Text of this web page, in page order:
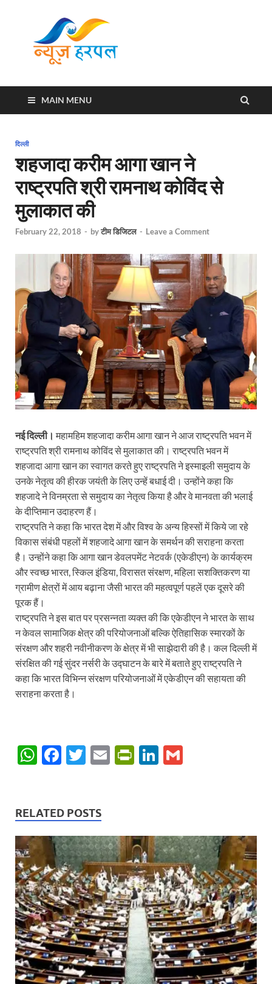
MAIN MENU
दिल्ली
शहजादा करीम आगा खान ने
राष्‍ट्रपति श्री रामनाथ कोविंद से
मुलाकात की
February 22, 2018 - byटीम डिजिटल - Leave a Comment
नई दिल्ली। महामहिम शहजादा करीम आगा खान ने आज राष्‍ट्रपति भवन में
राष्‍ट्रपति श्री रामनाथ कोविंद से मुलाकात की। राष्‍ट्रपति भवन में
शहजादा आगा खान का स्‍वागत करते हुए राष्‍ट्रपति ने इस्‍माइली समुदाय के
उनके नेतृत्‍व की हीरक जयंती के लिए उन्‍हें बधाई दी। उन्‍होंने कहा कि
शहजादे ने विनम्रता से समुदाय का नेतृत्‍व किया है और वे मानवता की भलाई
के दीप्तिमान उदाहरण हैं।
राष्‍ट्रपति ने कहा कि भारत देश में और विश्‍व के अन्‍य हिस्‍सों में किये जा रहे
विकास संबंधी पहलों में शहजादे आगा खान के समर्थन की सराहना करता
है। उन्‍होंने कहा कि आगा खान डेवलपमेंट नेटवर्क (एकेडीएन) के कार्यक्रम
और स्‍वच्‍छ भारत, स्किल इंडिया, विरासत संरक्षण, महिला सशक्तिकरण या
ग्रामीण क्षेत्रों में आय बढ़ाना जैसी भारत की महत्‍वपूर्ण पहलें एक दूसरे की
पूरक हैं।
राष्‍ट्रपति ने इस बात पर प्रसन्‍नता व्‍यक्‍त की कि एकेडीएन ने भारत के साथ
न केवल सामाजिक क्षेत्र की परियोजनाओं बल्कि ऐतिहासिक स्‍मारकों के
संरक्षण और शहरी नवीनीकरण के क्षेत्र में भी साझेदारी की है। कल दिल्‍ली में
संरक्षित की गई सुंदर नर्सरी के उद्घाटन के बारे में बताते हुए राष्‍ट्रपति ने
कहा कि भारत विभिन्‍न संरक्षण परियोजनाओं में एकेडीएन की सहायता की
सराहना करता है।
W
s
A
p
p
F
b
o
o
k
T
er
E
P
ie
n
dl
y
Li
dI
n
RELATED POSTS